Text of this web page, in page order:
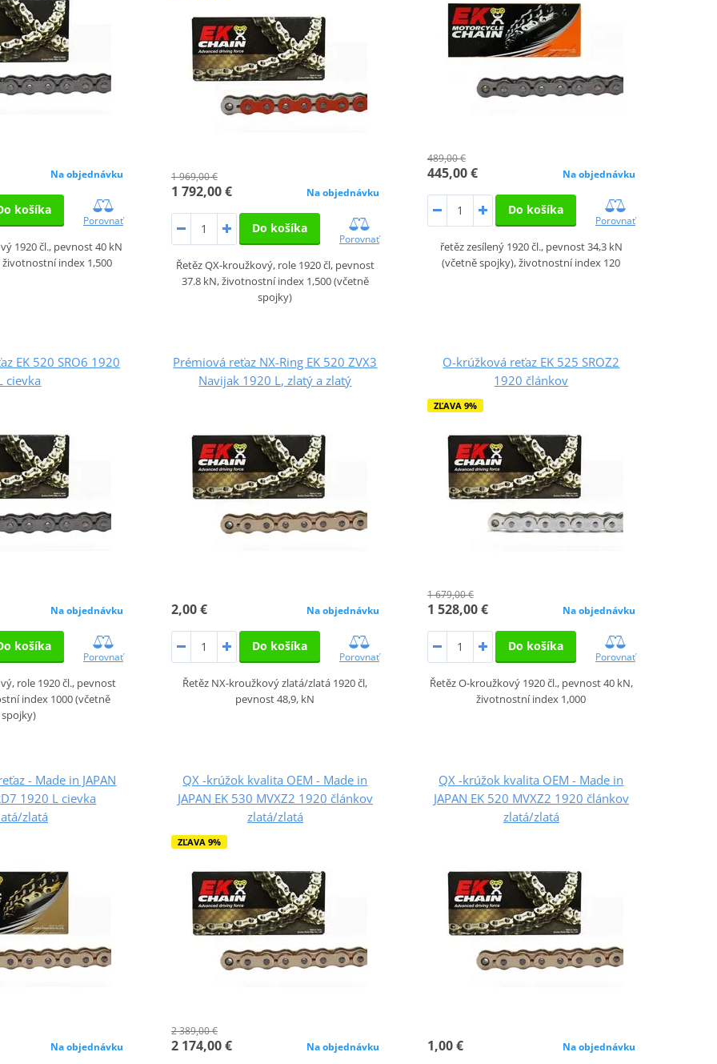
Na objednávku
košíka
Porovnať
1920 čl., pevnost 40 kN
index 1,500
1 969,00 €
1 792,00 € Na objednávku
Do košíka
Porovnať
Řetěz QX-kroužkový, role 1920 čl, pevnost
37.8 kN, životnostní index 1,500 (včetně
spojky)
489,00 €
445,00 € Na objednávku
Do košíka
Porovnať
řetěz zesílený 1920 čl., pevnost 34,3 kN
(včetně spojky), životnostní index 120
EK 520 SRO6 1920
cievka
Na objednávku
košíka
Porovnať
role 1920 čl., pevnost
index 1000 (včetně
spojky)
Prémiová reťaz NX-Ring EK 520 ZVX3
Navijak 1920 L, zlatý a zlatý
2,00 € Na objednávku
Do košíka
Porovnať
Řetěz NX-kroužkový zlatá/zlatá 1920 čl,
pevnost 48,9, kN
O-krúžková reťaz EK 525 SROZ2
1920 článkov
ZĽAVA 9%
1 679,00 €
1 528,00 € Na objednávku
Do košíka
Porovnať
Řetěz O-kroužkový 1920 čl., pevnost 40 kN,
životnostní index 1,000
- Made in JAPAN
1920 L cievka
zlatá
Na objednávku
QX -krúžok kvalita OEM - Made in
JAPAN EK 530 MVXZ2 1920 článkov
zlatá/zlatá
ZĽAVA 9%
2 389,00 €
2 174,00 € Na objednávku
QX -krúžok kvalita OEM - Made in
JAPAN EK 520 MVXZ2 1920 článkov
zlatá/zlatá
1,00 € Na objednávku